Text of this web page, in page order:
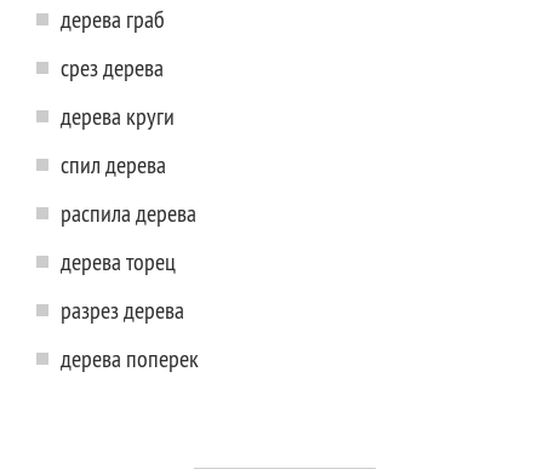
дерева граб
срез дерева
дерева круги
спил дерева
распила дерева
дерева торец
разрез дерева
дерева поперек